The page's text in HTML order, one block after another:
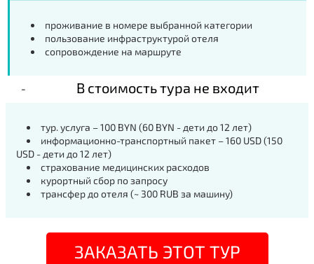
проживание в номере выбранной категории
пользование инфраструктурой отеля
сопровождение на маршруте
В стоимость тура не входит
тур. услуга – 100 BYN (60 BYN - дети до 12 лет)
информационно-транспортный пакет – 160 USD (150
USD - дети до 12 лет)
страхование медицинских расходов
курортный сбор по запросу
трансфер до отеля (~ 300 RUB за машину)
ЗАКАЗАТЬ ЭТОТ ТУР